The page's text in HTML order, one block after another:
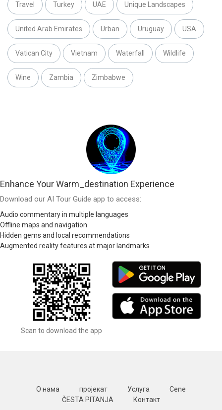
Travel Turkey UAE Unique Landscapes
United Arab Emirates Urban Uruguay USA
Vatican City Vietnam Waterfall Wildlife
Wine Zambia Zimbabwe
Enhance Your Warm_destination Experience
Download our AI Tour Guide app to access:
Audio commentary in multiple languages
Offline maps and navigation
Hidden gems and local recommendations
Augmented reality features at major landmarks
Scan to download the app
О нама пројекат Услуга
Cene
ČESTA PITANJA
Контакт